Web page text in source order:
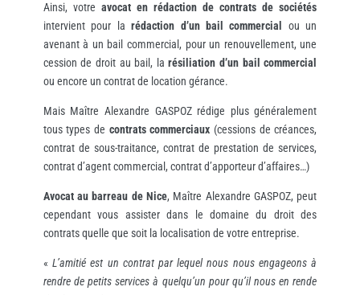
Ainsi, votre avocat en rédaction de contrats de sociétés
intervient pour larédaction d’un bail commercial
ou un
avenant à un bail commercial, pour un renouvellement, une
cession de droit au bail, larésiliation d’un bail commercial
ou encore un contrat de location gérance.
Mais Maître Alexandre GASPOZ rédige plus généralement
tous types de contrats commerciaux (cessions de créances,
contrat de sous-traitance, contrat de prestation de services,
contrat d’agent commercial, contrat d’apporteur d’affaires…)
Avocat au barreau de Nice, Maître Alexandre GASPOZ, peut
cependant vous assister dans le domaine du droit des
contrats quelle que soit la localisation de votre entreprise.
«L’amitié est un contrat par lequel nous nous engageons à
rendre de petits services à quelqu’un pour qu’il nous en rende